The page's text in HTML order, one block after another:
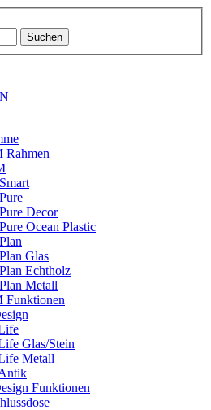
Rahmen
Decor
Ocean Plastic
Glas
Echtholz
Metall
Funktionen
Glas/Stein
Metall
Funktionen